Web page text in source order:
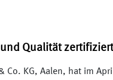
Qualität zertifiziert
Co. KG, Aalen, hat im